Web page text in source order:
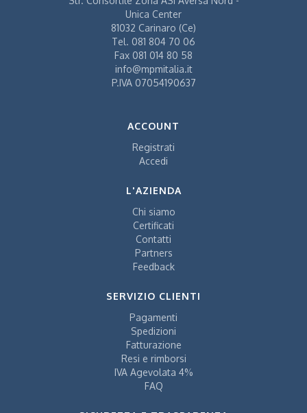
Unica Center
81032 Carinaro (Ce)
Tel. 081 804 70 06
Fax 081 014 80 58
info@mpmitalia.it
P.IVA 07054190637
ACCOUNT
Registrati
Accedi
L'AZIENDA
Chi siamo
Certificati
Contatti
Partners
Feedback
SERVIZIO CLIENTI
Pagamenti
Spedizioni
Fatturazione
Resi e rimborsi
IVA Agevolata 4%
FAQ